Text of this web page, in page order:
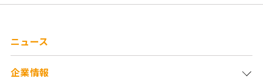
ニュース
企業情報